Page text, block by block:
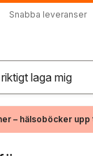
Snabba leveranser
– hälsoböcker